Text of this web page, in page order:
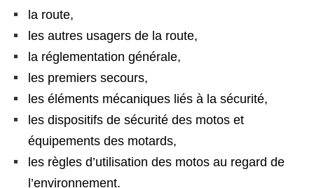
la route,
les autres usagers de la route,
la réglementation générale,
les premiers secours,
les éléments mécaniques liés à la sécurité,
les dispositifs de sécurité des motos et
équipements des motards,
les règles d’utilisation des motos au regard de
l’environnement.